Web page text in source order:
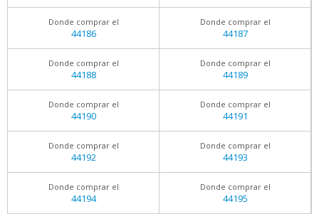
Donde comprar el
44186
Donde comprar el
44187
Donde comprar el
44188
Donde comprar el
44189
Donde comprar el
44190
Donde comprar el
44191
Donde comprar el
44192
Donde comprar el
44193
Donde comprar el
44194
Donde comprar el
44195